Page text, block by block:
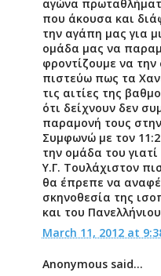
αγώνα
που άκουσα και
την αγάπη μας για
ομάδα μας να
φροντίζουμε να την
πιστεύω πως τα
τις αιτίες της
ότι δείχνουν δεν
παραμονή τους
Συμφωνώ με τον
την ομάδα του
Υ.Γ. Τουλάχιστον
θα έπρεπε να
σκηνοθεσία της
και του
March 11, 2012 at
Anonymous said...